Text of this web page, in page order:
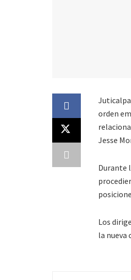
orden
Jesse
Durante
Los
la nueva